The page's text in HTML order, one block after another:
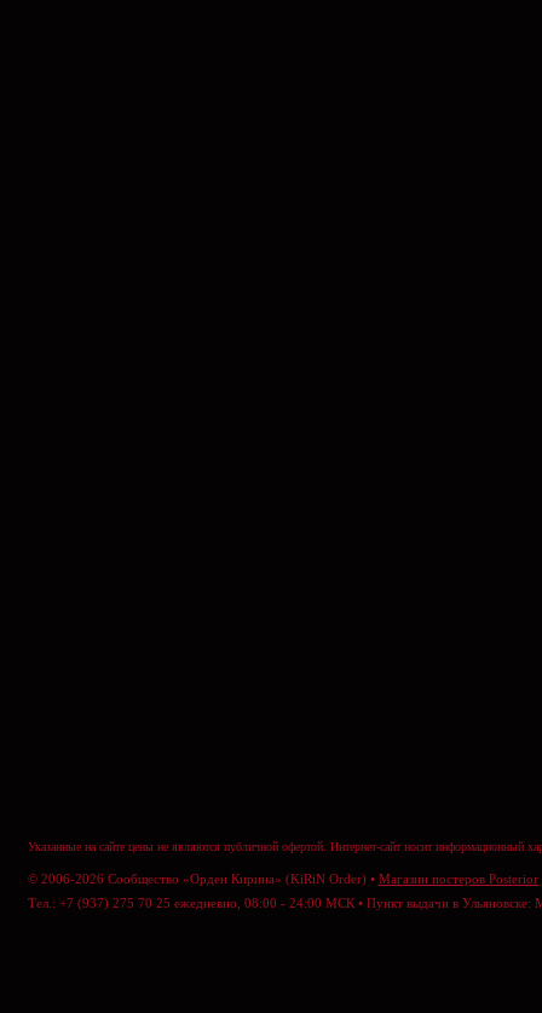
Указанные на сайте цены не являются публичной офертой. Интернет-сайт носит
© 2006-2026 Сообщество «Орден Кирина» (KiRiN Order) • Магазин постеров Posterior
Тел.: +7 (937) 275 70 25 ежедневно, 08:00 - 24:00 МСК • Пункт выдачи в Ульяновске: